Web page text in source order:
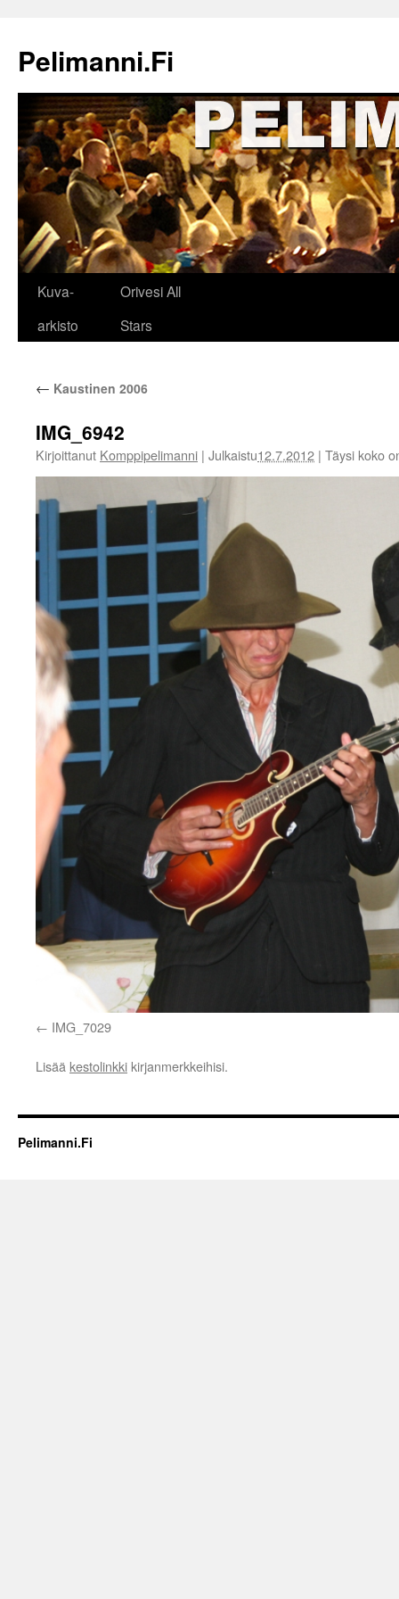
Pelimanni.Fi
Kuva-
arkisto
Orivesi All
Stars
← Kaustinen 2006
IMG_6942
Kirjoittanut Komppipelimanni | Julkaistu12.7.2012 | Täysi koko
IMG_7029
Lisää kestolinkki kirjanmerkkeihisi.
Pelimanni.Fi